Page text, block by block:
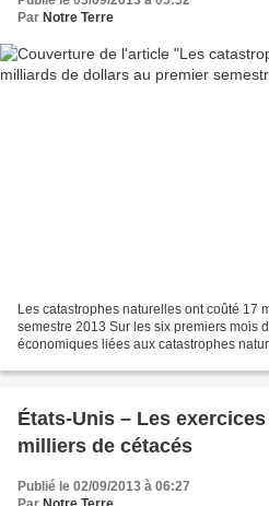
Par Notre Terre
Les catastrophes naturelles ont coûté 17
semestre 2013 Sur les six premiers mois
économiques liées aux catastrophes
États-Unis – Les
milliers de cétacés
Publié le 02/09/2013 à 06:27